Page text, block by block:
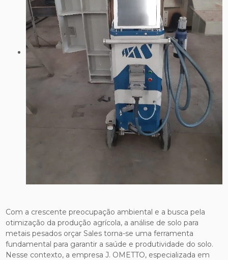
Com a crescente preocupação ambiental e a busca pela
otimização da produção agrícola, a análise de solo para
metais pesados orçar Sales torna-se uma ferramenta
fundamental para garantir a saúde e produtividade do solo.
Nesse contexto, a empresa J. OMETTO, especializada em